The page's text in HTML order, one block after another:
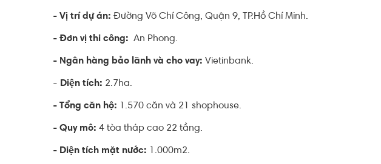
- Vị trí dự án: Đường Võ Chí Công, Quận 9, TP.Hồ Chí Minh.
- Đơn vị thi công: An Phong.
- Ngân hàng bảo lãnh và cho vay: Vietinbank.
- Diện tích: 2.7ha.
- Tổng căn hộ: 1.570 căn và 21 shophouse.
- Quy mô: 4 tòa tháp cao 22 tầng.
- Diện tích mặt nước: 1.000m2.